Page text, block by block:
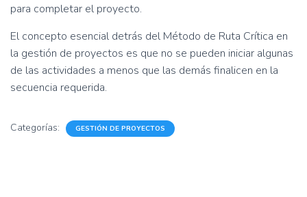
para completar el proyecto.
El concepto esencial detrás del Método de Ruta Crítica en
la gestión de proyectos es que no se pueden iniciar algunas
de las actividades a menos que las demás finalicen en la
secuencia requerida.
Categorías: GESTIÓN DE PROYECTOS